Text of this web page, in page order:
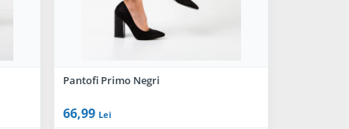
Pantofi Primo Negri
66,99 Lei